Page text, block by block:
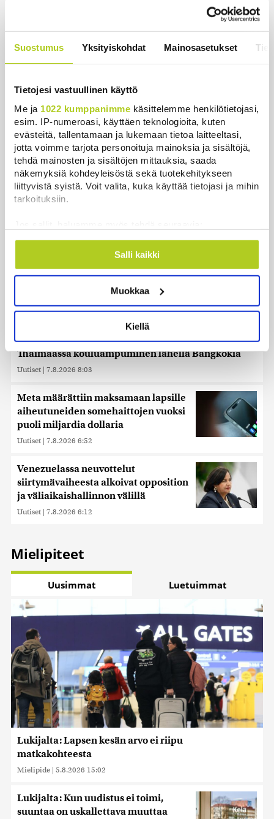
Suostumus Yksityiskohdat Mainosasetukset
Tietojesi vastuullinen käyttö
Me ja 1022 kumppanimme käsittelemme henkilötietojasi,
esim. IP-numeroasi, käyttäen teknologioita, kuten
evästeitä, tallentamaan ja lukemaan tietoa laitteeltasi,
jotta voimme tarjota personoituja mainoksia ja sisältöjä,
tehdä mainosten ja sisältöjen mittauksia, saada
näkemyksiä kohdeyleisöstä sekä tuotekehitykseen
liittyvistä syistä. Voit valita, kuka käyttää tietojasi ja mihin
tarkoituksiin.
Kerätä tietoja maantieteellisestä sijainnistasi,
mahdollisesti muutaman metrin tarkkuudella
ominaispiirteitä aktiivisesti (sormenjäljen
Lue lisää siitä, miten henkilötietojasi käsitellään ja miten
suostumustasi tai peruuttaa sen milloin vain
evästeilmoituksessa.
Käytämme evästeitä tarjoamamme sisällön ja mainosten
tukemiseen ja kävijämäärämme analysoimiseen. Lisäksi
jaamme sosiaalisen median, mainosalan ja analytiikka-
alan kumppaneillemme tietoja siitä, miten käytät
sivustoamme. Kumppanimme voivat yhdistää näitä
tietoja muihin tietoihin, joita olet antanut heille tai joita on
kerätty, kun olet käyttänyt heidän palvelujaan. Tietoja
saatetaan myös siirtää ulkomaille.
Salli kaikki
Muokkaa
Kiellä
natseille mitalin ja kohotti kätensä
Hitler-tervehdykseen – Miksi
Uutiset | 6.8.2026 21:31
Uutiset
Uusimmat
Thaimaassa kouluampuminen lähellä Bangkokia
Uutiset | 7.8.2026 8:03
Meta määrättiin maksamaan lapsille
aiheutuneiden somehaittojen vuoksi
puoli miljardia dollaria
Uutiset | 7.8.2026 6:52
Venezuelassa neuvottelut
siirtymävaiheesta alkoivat opposition
ja väliaikaishallinnon välillä
Uutiset | 7.8.2026 6:12
Mielipiteet
Uusimmat Luetuimmat
Lukijalta: Lapsen kesän arvo ei riipu
matkakohteesta
Mielipide | 5.8.2026 15:02
Lukijalta: Kun uudistus ei toimi,
suuntaa on uskallettava muuttaa